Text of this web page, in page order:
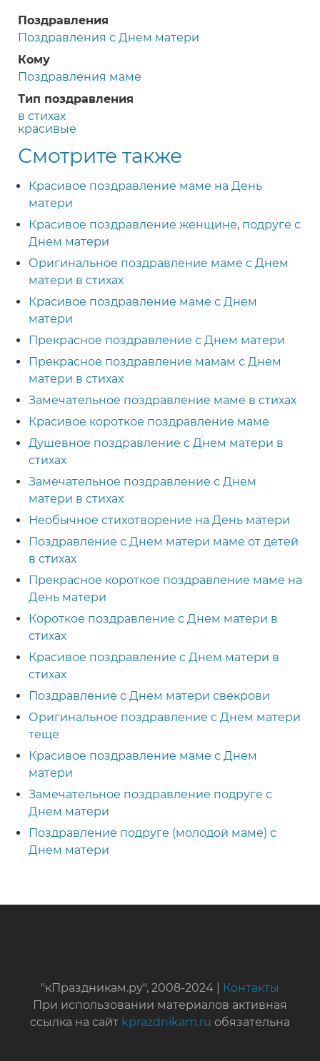
Поздравления
Поздравления с Днем матери
Кому
Поздравления маме
Тип поздравления
в стихах
красивые
Смотрите также
Красивое поздравление маме на День
матери
Красивое поздравление женщине, подруге с
Днем матери
Оригинальное поздравление маме с Днем
матери в стихах
Красивое поздравление маме с Днем
матери
Прекрасное поздравление с Днем матери
Прекрасное поздравление мамам с Днем
матери в стихах
Замечательное поздравление маме в стихах
Красивое короткое поздравление маме
Душевное поздравление с Днем матери в
стихах
Замечательное поздравление с Днем
матери в стихах
Необычное стихотворение на День матери
Поздравление с Днем матери маме от детей
в стихах
Прекрасное короткое поздравление маме на
День матери
Короткое поздравление с Днем матери в
стихах
Красивое поздравление с Днем матери в
стихах
Поздравление с Днем матери свекрови
Оригинальное поздравление с Днем матери
теще
Красивое поздравление маме с Днем
матери
Замечательное поздравление подруге с
Днем матери
Поздравление подруге (молодой маме) с
Днем матери
"кПраздникам.ру", 2008-2024 |
Контакты
При использовании материалов активная
ссылка на сайт kprazdnikam.ru обязательна